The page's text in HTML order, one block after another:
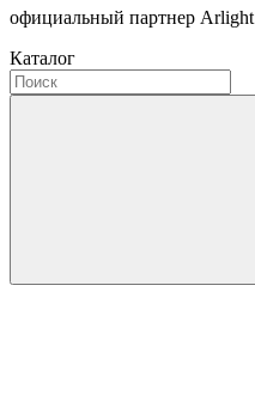
официальный партнер Arlight
Каталог